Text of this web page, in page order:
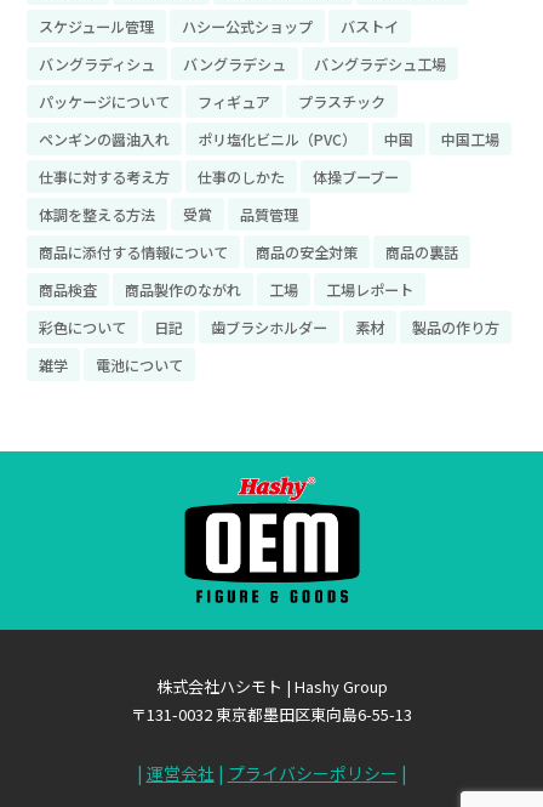
スケジュール管理
ハシー公式ショップ
バストイ
バングラディシュ
バングラデシュ
バングラデシュ工場
パッケージについて
フィギュア
プラスチック
ペンギンの醤油入れ
ポリ塩化ビニル（PVC） 中国
中国工場
仕事に対する考え方
仕事のしかた
体操ブーブー
体調を整える方法
受賞
品質管理
商品に添付する情報について
商品の安全対策
商品の裏話
商品検査
商品製作のながれ 工場
工場レポート
彩色について
日記 歯ブラシホルダー 素材
製品の作り方
雑学
電池について
株式会社ハシモト | Hashy Group
〒131-0032 東京都墨田区東向島6-55-13
| 運営会社| プライバシーポリシー |